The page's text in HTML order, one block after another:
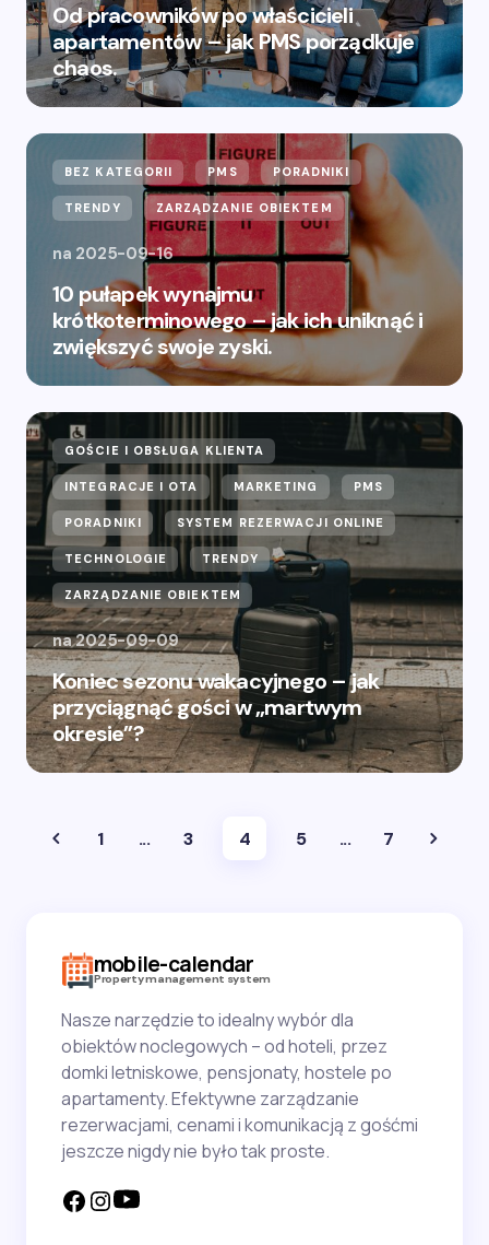
Od pracowników po właścicieli
apartamentów – jak PMS porządkuje
chaos.
BEZ KATEGORII PMS PORADNIKI
TRENDY ZARZĄDZANIE OBIEKTEM
na 2025-09-16
10 pułapek wynajmu
krótkoterminowego – jak ich uniknąć i
zwiększyć swoje zyski.
GOŚCIE I OBSŁUGA KLIENTA
INTEGRACJE I OTA MARKETING PMS
PORADNIKI SYSTEM REZERWACJI ONLINE
TECHNOLOGIE TRENDY
ZARZĄDZANIE OBIEKTEM
na 2025-09-09
Koniec sezonu wakacyjnego – jak
przyciągnąć gości w „martwym
okresie”?
1 ... 3 4 5 ... 7
mobile-calendar
Property management system
Nasze narzędzie to idealny wybór dla
obiektów noclegowych – od hoteli, przez
domki letniskowe, pensjonaty, hostele po
apartamenty. Efektywne zarządzanie
rezerwacjami, cenami i komunikacją z gośćmi
jeszcze nigdy nie było tak proste.